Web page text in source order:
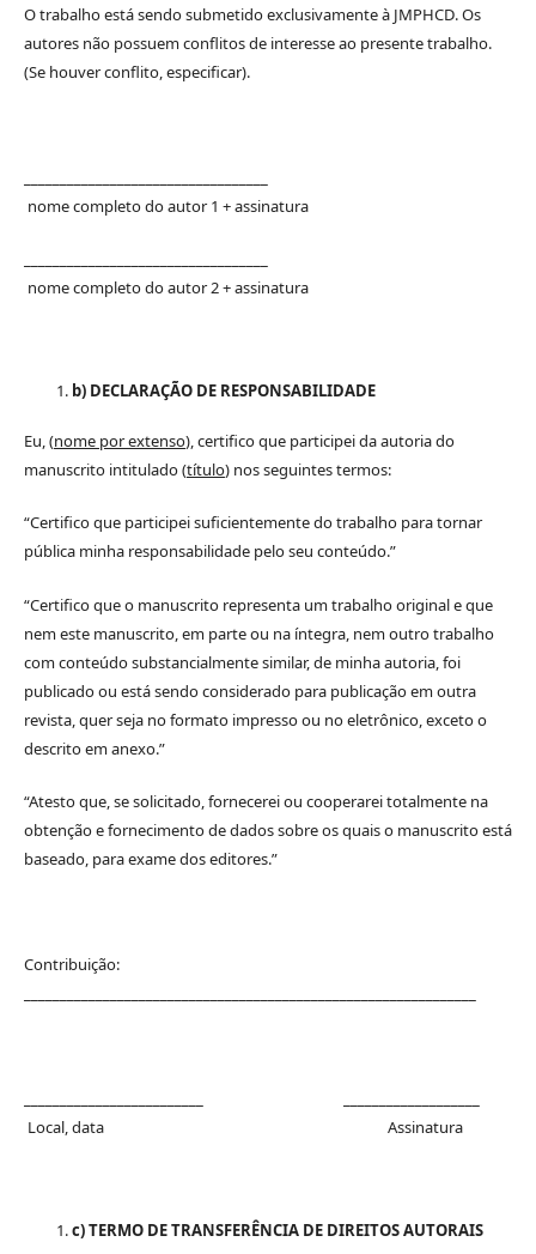
O trabalho está sendo submetido exclusivamente à JMPHCD. Os
autores não possuem conflitos de interesse ao presente trabalho.
(Se houver conflito, especificar).
nome completo do autor 1 + assinatura
nome completo do autor 2 + assinatura
b) DECLARAÇÃO DE RESPONSABILIDADE
Eu, (nome por extenso), certifico que participei da autoria do
manuscrito intitulado (título) nos seguintes termos:
“Certifico que participei suficientemente do trabalho para tornar
pública minha responsabilidade pelo seu conteúdo.”
“Certifico que o manuscrito representa um trabalho original e que
nem este manuscrito, em parte ou na íntegra, nem outro trabalho
com conteúdo substancialmente similar, de minha autoria, foi
publicado ou está sendo considerado para publicação em outra
revista, quer seja no formato impresso ou no eletrônico, exceto o
descrito em anexo.”
“Atesto que, se solicitado, fornecerei ou cooperarei totalmente na
obtenção e fornecimento de dados sobre os quais o manuscrito está
baseado, para exame dos editores.”
Contribuição:
Local, data Assinatura
c) TERMO DE TRANSFERÊNCIA DE DIREITOS AUTORAIS